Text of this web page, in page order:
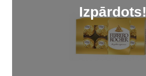
Izpārdots!